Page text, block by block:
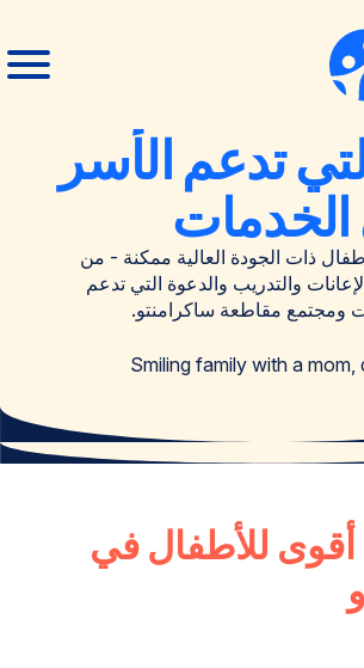
فتح
إغلاق
تدعم الأسر
ذات الجودة العالية ممكنة - من
والتدريب والدعوة التي تدعم
ومجتمع مقاطعة ساكرامنتو.
أقوى للأطفال في